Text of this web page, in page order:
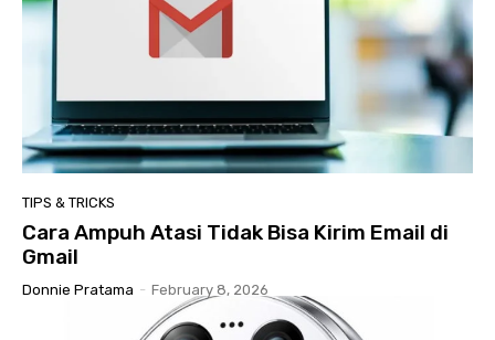
TIPS & TRICKS
Cara Ampuh Atasi Tidak Bisa Kirim Email di
Gmail
Donnie Pratama - February 8, 2026